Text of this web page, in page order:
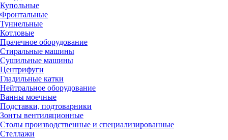
Купольные
Фронтальные
Туннельные
Котловые
Прачечное оборудование
Стиральные машины
Сушильные машины
Центрифуги
Гладильные катки
Нейтральное оборудование
Ванны моечные
Подставки, подтоварники
Зонты вентиляционные
Столы производственные и специализированные
Стеллажи